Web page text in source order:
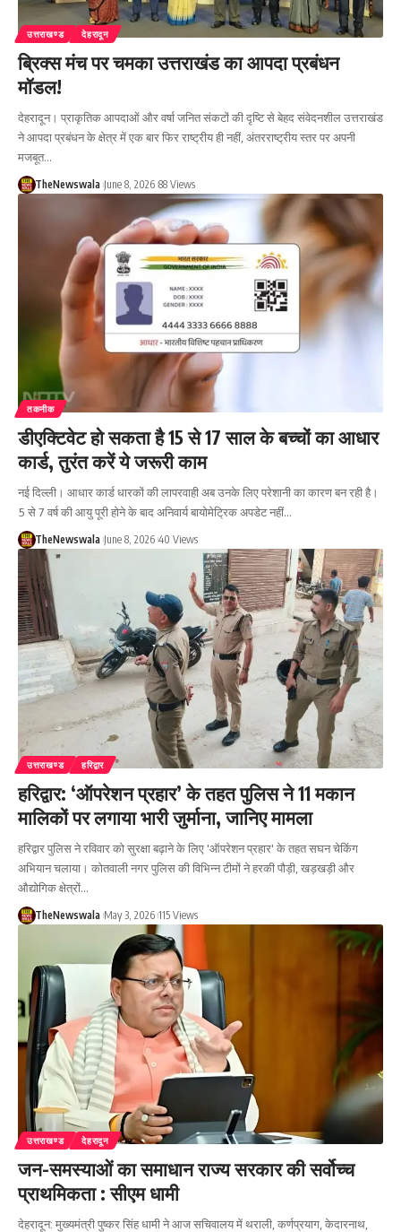
उत्तराखण्ड देहरादून
ब्रिक्स मंच पर चमका उत्तराखंड का आपदा प्रबंधन
मॉडल!
देहरादून। प्राकृतिक आपदाओं और वर्षा जनित संकटों की दृष्टि से बेहद संवेदनशील उत्तराखंड
ने आपदा प्रबंधन के क्षेत्र में एक बार फिर राष्ट्रीय ही नहीं, अंतरराष्ट्रीय स्तर पर अपनी
मजबूत…
TheNewswala June 8, 2026 88 Views
तकनीक
डीएक्टिवेट हो सकता है 15 से 17 साल के बच्चों का आधार
कार्ड, तुरंत करें ये जरूरी काम
नई दिल्ली। आधार कार्ड धारकों की लापरवाही अब उनके लिए परेशानी का कारण बन रही है।
5 से 7 वर्ष की आयु पूरी होने के बाद अनिवार्य बायोमेट्रिक अपडेट नहीं…
TheNewswala June 8, 2026 40 Views
उत्तराखण्ड हरिद्वार
हरिद्वार: ‘ऑपरेशन प्रहार’ के तहत पुलिस ने 11 मकान
मालिकों पर लगाया भारी जुर्माना, जानिए मामला
हरिद्वार पुलिस ने रविवार को सुरक्षा बढ़ाने के लिए 'ऑपरेशन प्रहार' के तहत सघन चेकिंग
अभियान चलाया। कोतवाली नगर पुलिस की विभिन्न टीमों ने हरकी पौड़ी, खड़खड़ी और
औद्योगिक क्षेत्रों…
TheNewswala May 3, 2026 115 Views
उत्तराखण्ड देहरादून
जन-समस्याओं का समाधान राज्य सरकार की सर्वोच्च
प्राथमिकता : सीएम धामी
देहरादून: मुख्यमंत्री पुष्कर सिंह धामी ने आज सचिवालय में थराली, कर्णप्रयाग, केदारनाथ,